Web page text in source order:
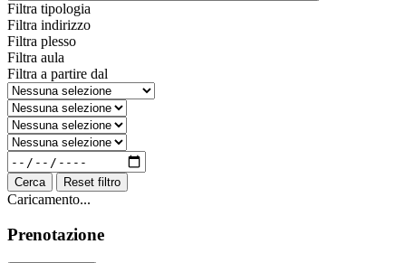
Filtra tipologia
Filtra indirizzo
Filtra plesso
Filtra aula
Filtra a partire dal
Cerca Reset filtro
Caricamento...
Prenotazione